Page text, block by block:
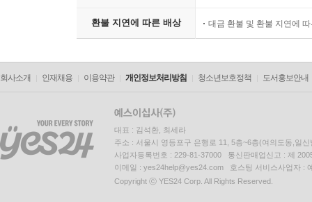
환불 지연에 따른 배상 대금 환불 및 환불 지연에
회사소개 인재채용 이용약관 개인정보처리방침 청소년보호정책 도서홍보안내
대표 : 김석환, 최세라
주소 : 서울시 영등포구 은행로 11, 5층~6층(여의도동,일신
사업자등록번호 : 229-81-37000 통신판매업신고 : 제
이메일 : yes24help@yes24.com 호스팅 서비스사업자 :
Copyright ⓒ YES24 Corp. All Rights Reserved.